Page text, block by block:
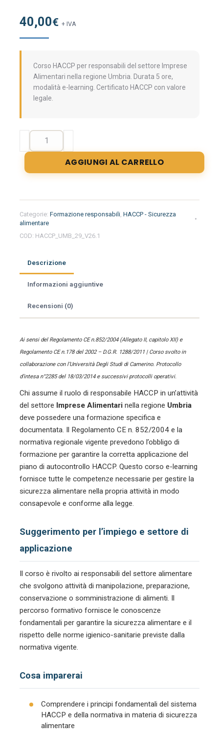
40,00€ + IVA
Corso HACCP per responsabili del settore Imprese
Alimentari nella regione Umbria. Durata 5 ore,
modalità e-learning. Certificato HACCP con valore
legale.
Formazione
per
addetti
(Categoria
B)
del
settore
regione
Umbria
Alimentari
quantità
AGGIUNGI AL CARRELLO
Categorie: Formazione responsabili, HACCP - Sicurezza
alimentare
COD: HACCP_UMB_29_V26.1
Descrizione
Informazioni aggiuntive
Recensioni (0)
Ai sensi del Regolamento CE n.852/2004 (Allegato II, capitolo XII) e
Regolamento CE n.178 del 2002 – D.G.R. 1288/2011 | Corso svolto in
collaborazione con l’Università Degli Studi di Camerino. Protocollo
d’intesa n°2285 del 18/03/2014 e successivi protocolli operativi.
Chi assume il ruolo di responsabile HACCP in un’attività
del settore Imprese Alimentari nella regione Umbria
deve possedere una formazione specifica e
documentata. Il Regolamento CE n. 852/2004 e la
normativa regionale vigente prevedono l’obbligo di
formazione per garantire la corretta applicazione del
piano di autocontrollo HACCP. Questo corso e-learning
fornisce tutte le competenze necessarie per gestire la
sicurezza alimentare nella propria attività in modo
consapevole e conforme alla legge.
Suggerimento per l’impiego e settore di
applicazione
Il corso è rivolto ai responsabili del settore alimentare
che svolgono attività di manipolazione, preparazione,
conservazione o somministrazione di alimenti. Il
percorso formativo fornisce le conoscenze
fondamentali per garantire la sicurezza alimentare e il
rispetto delle norme igienico-sanitarie previste dalla
normativa vigente.
Cosa imparerai
Comprendere i principi fondamentali del sistema
HACCP e della normativa in materia di sicurezza
alimentare